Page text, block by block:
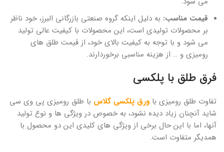
قیمت مناسب: به دلیل اینکه گروه صنعتی بازرگانی البرز، خود ناظر
بر محصولات تولیدی است، این محصولات با کیفیت عالی تولید
می شود و با توجه به کیفیت بالای خود، از قیمت طلق های
رومیزی و … از هزینه مناسبی برخوردارند.
فرق طلق با پلکسی
تفاوت طلق رومیزی با ورق پلکسی گلاس با طلق رومیزی پی وی سی
شاید آنچنان زیاد دیده نشود، به خصوص در ویژگی ها و نوع تولید
آنها، اما با این حال برخی از ویژگی های کلیدی این دو محصول با
همدیگر متفاوت است.